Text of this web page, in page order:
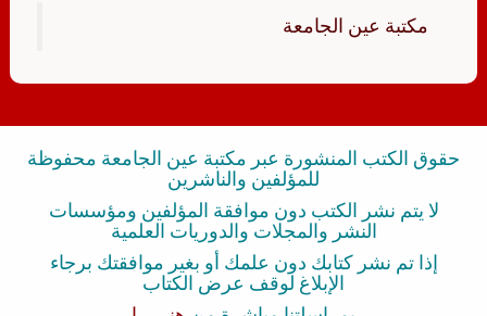
‏مكتبة عين الجامعة‏
حقوق الكتب المنشورة عبر مكتبة عين الجامعة محفوظة
للمؤلفين والناشرين
لا يتم نشر الكتب دون موافقة المؤلفين ومؤسسات
النشر والمجلات والدوريات العلمية
إذا تم نشر كتابك دون علمك أو بغير موافقتك برجاء
الإبلاغ لوقف عرض الكتاب